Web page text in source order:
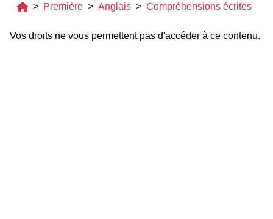
> Première > Anglais > Compréhensions écrites
Vos droits ne vous permettent pas d'accéder à ce contenu.